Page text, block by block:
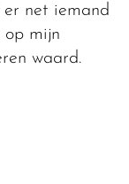
net iemand
op mijn
waard.